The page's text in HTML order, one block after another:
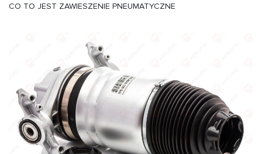
CO TO JEST ZAWIESZENIE PNEUMATYCZNE